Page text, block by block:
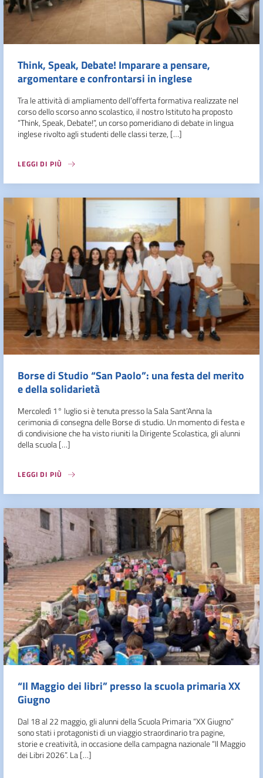
Think, Speak, Debate! Imparare a pensare,
argomentare e confrontarsi in inglese
Tra le attività di ampliamento dell’offerta formativa realizzate nel
corso dello scorso anno scolastico, il nostro Istituto ha proposto
“Think, Speak, Debate!”, un corso pomeridiano di debate in lingua
inglese rivolto agli studenti delle classi terze, […]
LEGGI DI PIÙ
Borse di Studio “San Paolo”: una festa del merito
e della solidarietà
Mercoledì 1° luglio si è tenuta presso la Sala Sant’Anna la
cerimonia di consegna delle Borse di studio. Un momento di festa e
di condivisione che ha visto riuniti la Dirigente Scolastica, gli alunni
della scuola […]
LEGGI DI PIÙ
“Il Maggio dei libri” presso la scuola primaria XX
Giugno
Dal 18 al 22 maggio, gli alunni della Scuola Primaria “XX Giugno”
sono stati i protagonisti di un viaggio straordinario tra pagine,
storie e creatività, in occasione della campagna nazionale “Il Maggio
dei Libri 2026”. La […]